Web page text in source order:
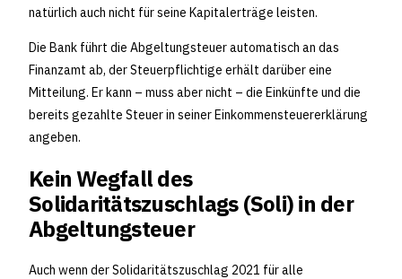
natürlich auch nicht für seine Kapitalerträge leisten.
Die Bank führt die Abgeltungsteuer automatisch an das
Finanzamt ab, der Steuerpflichtige erhält darüber eine
Mitteilung. Er kann – muss aber nicht – die Einkünfte und die
bereits gezahlte Steuer in seiner Einkommensteuererklärung
angeben.
Kein Wegfall des
Solidaritätszuschlags (Soli) in der
Abgeltungsteuer
Auch wenn der Solidaritätszuschlag 2021 für alle